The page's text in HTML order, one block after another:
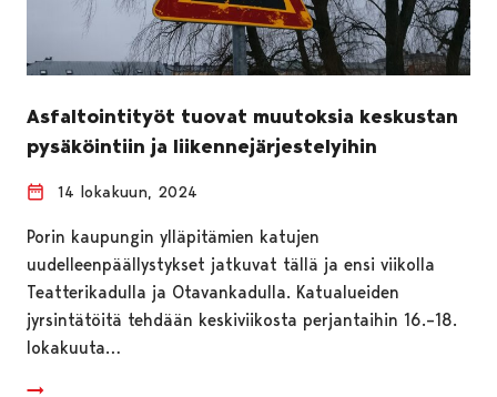
Asfaltointityöt tuovat muutoksia keskustan
pysäköintiin ja liikennejärjestelyihin
14 lokakuun, 2024
Porin kaupungin ylläpitämien katujen
uudelleenpäällystykset jatkuvat tällä ja ensi viikolla
Teatterikadulla ja Otavankadulla. Katualueiden
jyrsintätöitä tehdään keskiviikosta perjantaihin 16.–18.
lokakuuta…